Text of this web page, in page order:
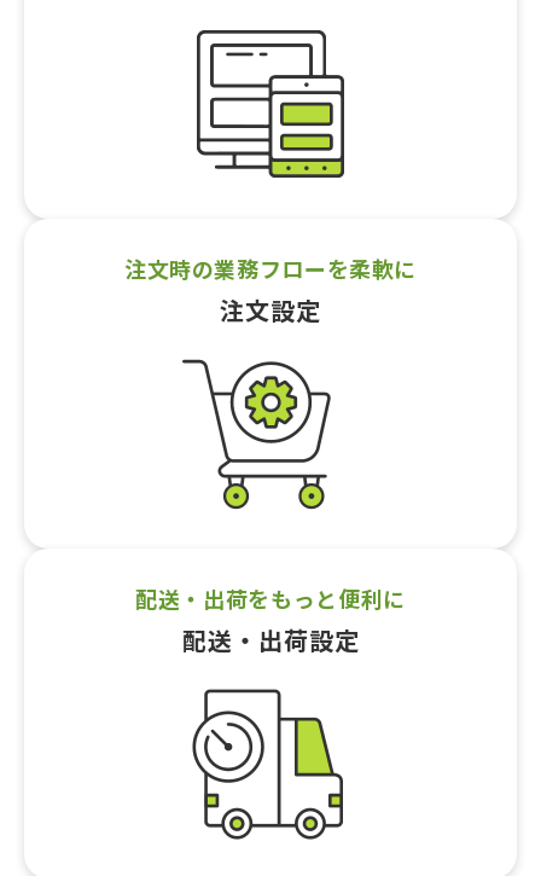
注文時の業務フローを柔軟に
注文設定
配送・出荷をもっと便利に
配送・出荷設定